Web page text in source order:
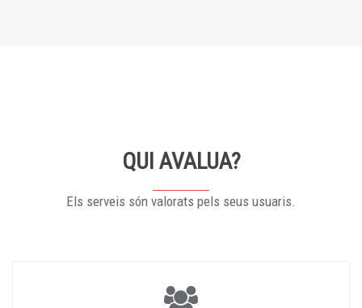
QUI AVALUA?
Els serveis són valorats pels seus usuaris.